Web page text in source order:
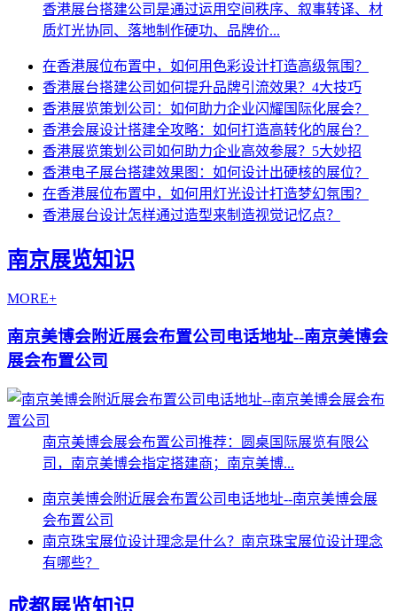
香港展台搭建公司是通过运用空间秩序、叙事转译、材
质灯光协同、落地制作硬功、品牌价...
在香港展位布置中，如何用色彩设计打造高级氛围？
香港展台搭建公司如何提升品牌引流效果？4大技巧
香港展览策划公司：如何助力企业闪耀国际化展会？
香港会展设计搭建全攻略：如何打造高转化的展台？
香港展览策划公司如何助力企业高效参展？5大妙招
香港电子展台搭建效果图：如何设计出硬核的展位？
在香港展位布置中，如何用灯光设计打造梦幻氛围？
香港展台设计怎样通过造型来制造视觉记忆点？
南京展览知识
MORE+
南京美博会附近展会布置公司电话地址--南京美博会
展会布置公司
南京美博会展会布置公司推荐：圆桌国际展览有限公
司，南京美博会指定搭建商；南京美博...
南京美博会附近展会布置公司电话地址--南京美博会展
会布置公司
南京珠宝展位设计理念是什么？南京珠宝展位设计理念
有哪些？